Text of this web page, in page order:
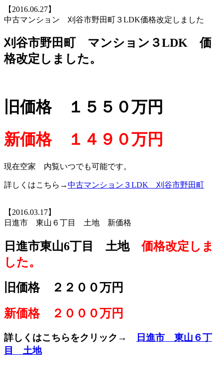
【2016.06.27】
中古マンション 刈谷市野田町３LDK価格改定しました
刈谷市野田町 マンション３LDK 価
格改定しました。
旧価格 １５５０万円
新価格 １４９０万円
現在空家 内覧いつでも可能です。
詳しくはこちら→中古マンション３LDK 刈谷市野田町
【2016.03.17】
日進市 東山６丁目 土地 新価格
日進市東山6丁目 土地価格改定しま
した。
旧価格 ２２００万円
新価格 ２０００万円
詳しくはこちらをクリック→
日進市 東山６丁
目 土地